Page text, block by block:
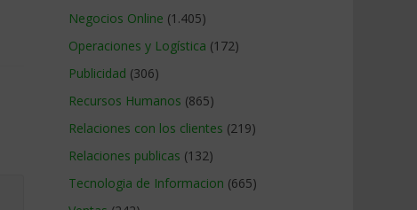
Negocios Online (1.405)
Operaciones y Logística (172)
Publicidad (306)
Recursos Humanos (865)
Relaciones con los clientes (219)
Relaciones publicas (132)
Tecnologia de Informacion (665)